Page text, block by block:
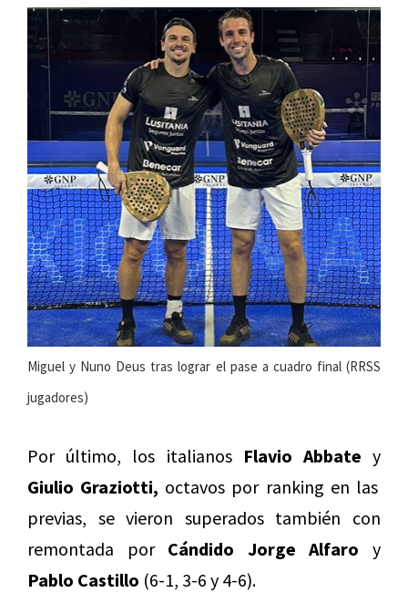
Miguel y Nuno Deus tras lograr el pase a cuadro final (RRSS
jugadores)
Por último, los italianos Flavio Abbate y
Giulio Graziotti, octavos por ranking en las
previas, se vieron superados también con
remontada por Cándido Jorge Alfaro y
Pablo Castillo (6-1, 3-6 y 4-6).